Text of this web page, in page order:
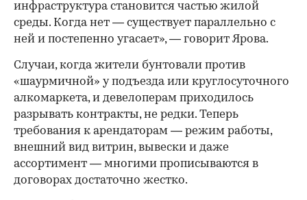
инфраструктура становится частью жилой
среды. Когда нет — существует параллельно с
ней и постепенно угасает», — говорит Ярова.
Случаи, когда жители бунтовали против
«шаурмичной» у подъезда или круглосуточного
алкомаркета, и девелоперам приходилось
разрывать контракты, не редки. Теперь
требования к арендаторам — режим работы,
внешний вид витрин, вывески и даже
ассортимент — многими прописываются в
договорах достаточно жестко.